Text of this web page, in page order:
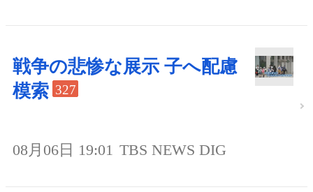
戦争の悲惨な展示 子へ配慮
模索 327
08月06日 19:01 TBS NEWS DIG